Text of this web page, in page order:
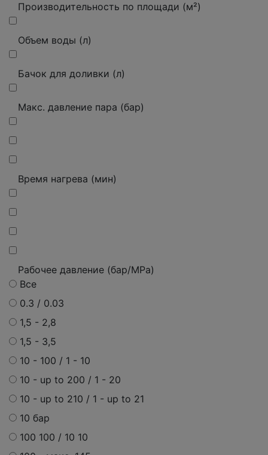
Производительность по площади (м²)
Объем воды (л)
Бачок для доливки (л)
Макс. давление пара (бар)
Время нагрева (мин)
Рабочее давление (бар/MPa)
Все
0.3 / 0.03
1,5 - 2,8
1,5 - 3,5
10 - 100 / 1 - 10
10 - up to 200 / 1 - 20
10 - up to 210 / 1 - up to 21
10 бар
100 100 / 10 10